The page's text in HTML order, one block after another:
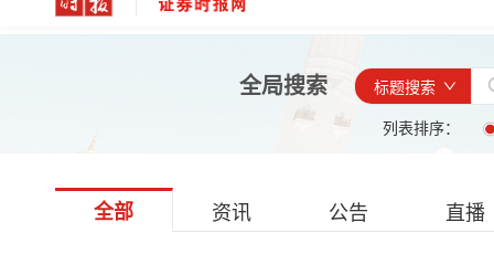
全局搜索
标题搜索
列表排序：
全部 资讯 公告 直播